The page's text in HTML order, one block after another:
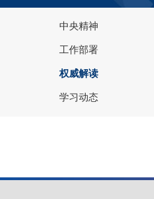
中央精神
工作部署
权威解读
学习动态